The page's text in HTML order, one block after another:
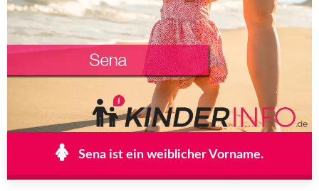
Sena ist ein weiblicher Vorname.